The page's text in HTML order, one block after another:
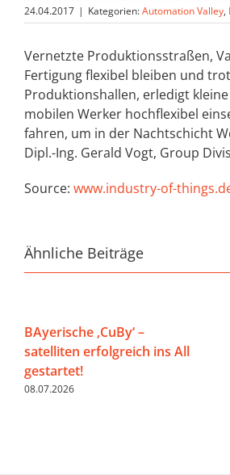
24.04.2017 | Kategorien:Automation Valley,
Vernetzte Produktionsstraßen,
Fertigung flexibel bleiben und
Produktionshallen, erledigt
mobilen Werker hochflexibel
fahren, um in der Nachtschicht
Dipl.-Ing. Gerald Vogt, Group
Source: www.industry-of-
Ähnliche Beiträge
BAyerische ‚CuBy‘ –
satelliten erfolgreich ins All
gestartet!
08.07.2026